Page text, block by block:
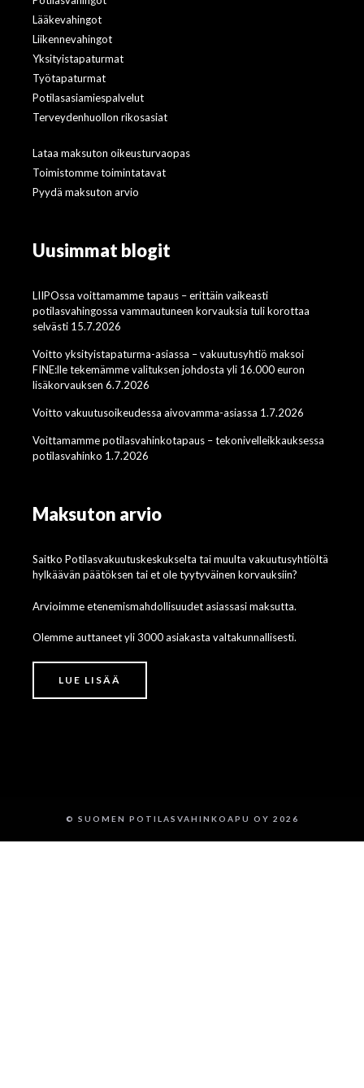
Lääkevahingot
Liikennevahingot
Yksityistapaturmat
Työtapaturmat
Potilasasiamiespalvelut
Terveydenhuollon rikosasiat
Lataa maksuton oikeusturvaopas
Toimistomme toimintatavat
Pyydä maksuton arvio
Uusimmat blogit
LIIPOssa voittamamme tapaus – erittäin vaikeasti
potilasvahingossa vammautuneen korvauksia tuli korottaa
selvästi 15.7.2026
Voitto yksityistapaturma-asiassa – vakuutusyhtiö maksoi
FINE:lle tekemämme valituksen johdosta yli 16.000 euron
lisäkorvauksen 6.7.2026
Voitto vakuutusoikeudessa aivovamma-asiassa 1.7.2026
Voittamamme potilasvahinkotapaus – tekonivelleikkauksessa
potilasvahinko 1.7.2026
Maksuton arvio
Saitko Potilasvakuutuskeskukselta tai muulta vakuutusyhtiöltä
hylkäävän päätöksen tai et ole tyytyväinen korvauksiin?
Arvioimme etenemismahdollisuudet asiassasi maksutta.
Olemme auttaneet yli 3000 asiakasta valtakunnallisesti.
LUE LISÄÄ
© SUOMEN POTILASVAHINKOAPU OY 2026